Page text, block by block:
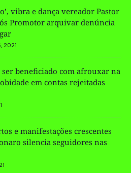
vibra e dança vereador Pastor
Promotor arquivar denúncia
2021
ser beneficiado com afrouxar na
em contas rejeitadas
e manifestações crescentes
silencia seguidores nas